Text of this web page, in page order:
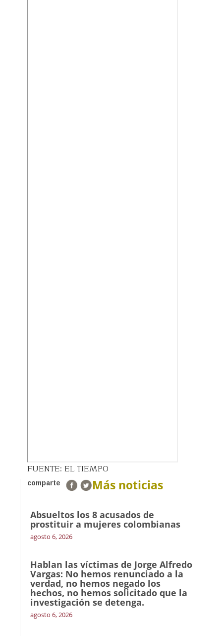
FUENTE: EL TIEMPO
comparte Más noticias
Absueltos los 8 acusados de
prostituir a mujeres colombianas
agosto 6, 2026
Hablan las víctimas de Jorge Alfredo
Vargas: No hemos renunciado a la
verdad, no hemos negado los
hechos, no hemos solicitado que la
investigación se detenga.
agosto 6, 2026